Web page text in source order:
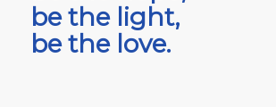
be the light,
be the love.